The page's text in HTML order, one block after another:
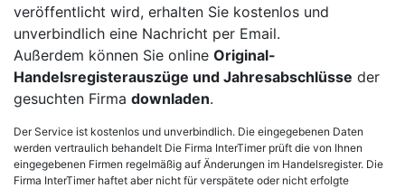
veröffentlicht wird, erhalten Sie kostenlos und
unverbindlich eine Nachricht per Email.
Außerdem können Sie online Original-
Handelsregisterauszüge und Jahresabschlüsse der
gesuchten Firma downladen.
Der Service ist kostenlos und unverbindlich. Die eingegebenen Daten
werden vertraulich behandelt Die Firma InterTimer prüft die von Ihnen
eingegebenen Firmen regelmäßig auf Änderungen im Handelsregister. Die
Firma InterTimer haftet aber nicht für verspätete oder nicht erfolgte